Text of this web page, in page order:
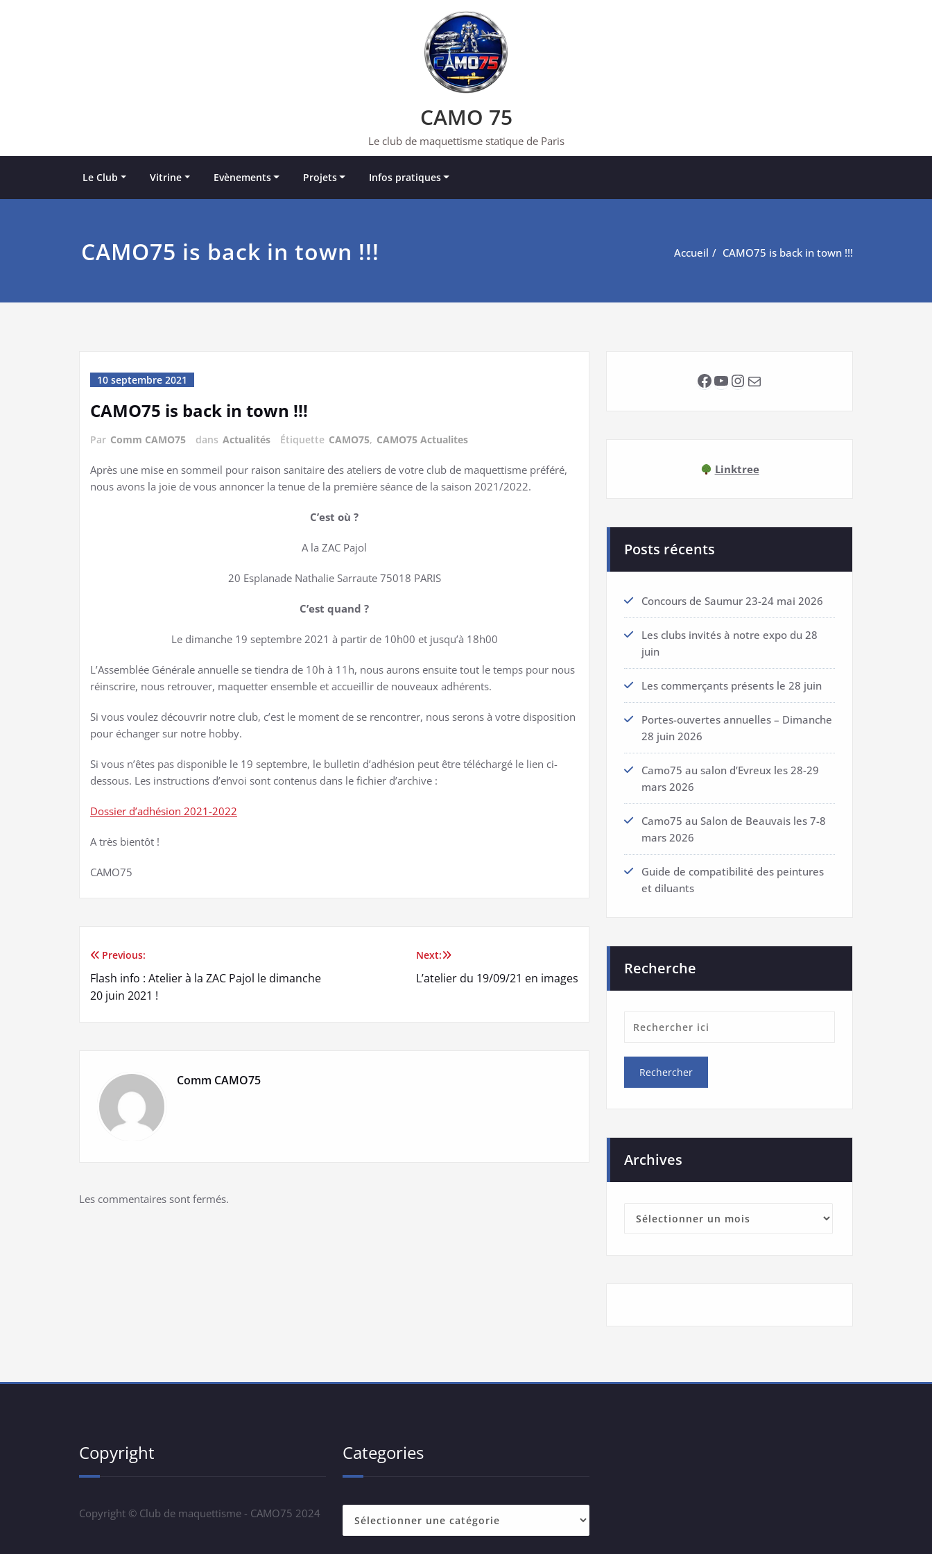
CAMO 75
Le club de maquettisme statique de Paris
Le Club Vitrine Evènements Projets Infos pratiques
CAMO75 is back in town !!! Accueil CAMO75 is back in town !!!
10 septembre 2021
CAMO75 is back in town !!!
Par Comm CAMO75 dans Actualités Étiquette CAMO75, CAMO75 Actualites
Après une mise en sommeil pour raison sanitaire des ateliers de votre club de maquettisme préféré,
nous avons la joie de vous annoncer la tenue de la première séance de la saison 2021/2022.
C’est où ?
A la ZAC Pajol
20 Esplanade Nathalie Sarraute 75018 PARIS
C’est quand ?
Le dimanche 19 septembre 2021 à partir de 10h00 et jusqu’à 18h00
L’Assemblée Générale annuelle se tiendra de 10h à 11h, nous aurons ensuite tout le temps pour nous
réinscrire, nous retrouver, maquetter ensemble et accueillir de nouveaux adhérents.
Si vous voulez découvrir notre club, c’est le moment de se rencontrer, nous serons à votre disposition
pour échanger sur notre hobby.
Si vous n’êtes pas disponible le 19 septembre, le bulletin d’adhésion peut être téléchargé le lien ci-
dessous. Les instructions d’envoi sont contenus dans le fichier d’archive :
Dossier d’adhésion 2021-2022
A très bientôt !
CAMO75
Navigation
de
Previous:
Flash info : Atelier à la ZAC Pajol le dimanche
20 juin 2021 !
Next:
L’atelier du 19/09/21 en images
Comm CAMO75
Les commentaires sont fermés.
Facebook
YouTube
Instagram
E-mail
Linktree
Posts récents
Concours de Saumur 23-24 mai 2026
Les clubs invités à notre expo du 28
juin
Les commerçants présents le 28 juin
Portes-ouvertes annuelles – Dimanche
28 juin 2026
Camo75 au salon d’Evreux les 28-29
mars 2026
Camo75 au Salon de Beauvais les 7-8
mars 2026
Guide de compatibilité des peintures
et diluants
Recherche
Archives
Copyright
Copyright © Club de maquettisme - CAMO75 2024
Categories
Categories